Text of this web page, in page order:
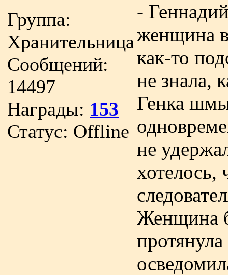
Группа:
Хранительница
Сообщений:
14497
Награды: 153
Статус: Offline
-
женщина
как-то
не знала,
Генка
не
хотелось,
Женщина